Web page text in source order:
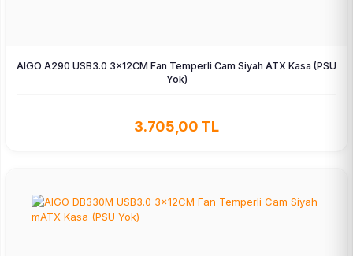
AIGO A290 USB3.0 3×12CM Fan Temperli Cam Siyah ATX Kasa (PSU
Yok)
3.705,00 TL